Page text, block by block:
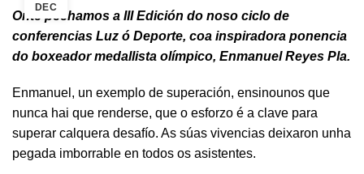
DEC
Onte pechamos a III Edición do noso ciclo de
conferencias Luz ó Deporte, coa inspiradora ponencia
do boxeador medallista olímpico, Enmanuel Reyes Pla.
Enmanuel, un exemplo de superación, ensinounos que
nunca hai que renderse, que o esforzo é a clave para
superar calquera desafío. As súas vivencias deixaron unha
pegada imborrable en todos os asistentes.